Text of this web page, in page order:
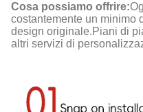
Cosa possiamo offrire:
costantemente un minimo
design originale.Piani di
altri servizi di